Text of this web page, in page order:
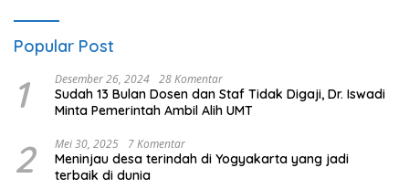
Popular Post
1 Desember 26, 2024 28 Komentar
Sudah 13 Bulan Dosen dan Staf Tidak Digaji, Dr. Iswadi
Minta Pemerintah Ambil Alih UMT
2 Mei 30, 2025 7 Komentar
Meninjau desa terindah di Yogyakarta yang jadi
terbaik di dunia